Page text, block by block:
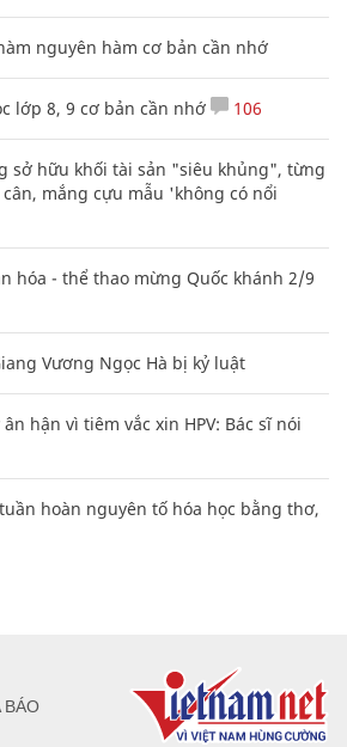
nguyên hàm cơ bản cần nhớ
lớp 8, 9 cơ bản cần nhớ 106
sở hữu khối tài sản "siêu khủng", từng
mắng cựu mẫu 'không có nổi
hóa - thể thao mừng Quốc khánh 2/9
Vương Ngọc Hà bị kỷ luật
hận vì tiêm vắc xin HPV: Bác sĩ nói
hoàn nguyên tố hóa học bằng thơ,
BÁO